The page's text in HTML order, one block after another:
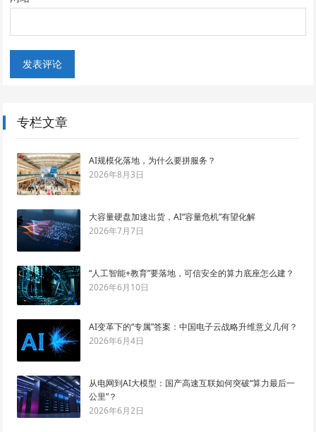
专栏文章
AI规模化落地，为什么要拼服务？
2026年8月3日
大容量硬盘加速出货，AI“容量危机”有望化解
2026年7月7日
“人工智能+教育”要落地，可信安全的算力底座怎么建？
2026年6月10日
AI变革下的“专属”答案：中国电子云战略升维意义几何？
2026年6月4日
从电网到AI大模型：国产高速互联如何突破“算力最后一
公里”？
2026年6月2日